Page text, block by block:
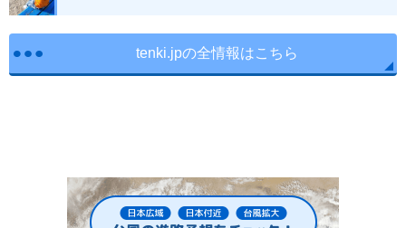
tenki.jpの全情報はこちら